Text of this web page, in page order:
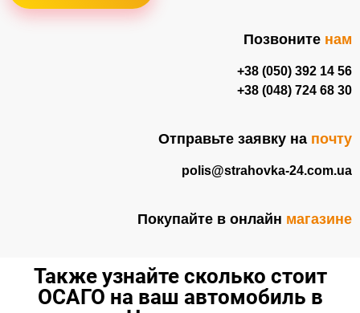
Позвоните нам
+38 (050) 392 14 56
+38 (048) 724 68 30
Отправьте заявку на почту
polis@strahovka-24.com.ua
Покупайте в онлайн магазине
Также узнайте сколько стоит
ОСАГО на ваш автомобиль в